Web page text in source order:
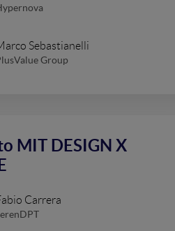
Sebastianelli
Group
MIT DESIGN X
Carrera